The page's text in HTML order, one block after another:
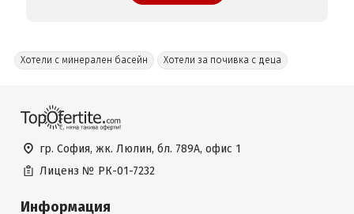
Хотели с минерален басейн Хотели за почивка с деца
гр. София, жк. Люлин, бл. 789А, офис 1
Лиценз № РК-01-7232
Информация